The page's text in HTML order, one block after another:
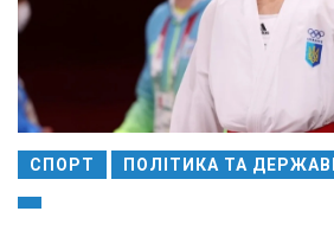
СПОРТ ПОЛІТИКА ТА